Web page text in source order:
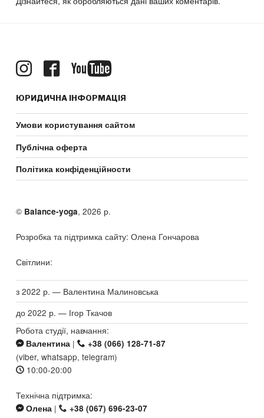
ЮРИДИЧНА ІНФОРМАЦІЯ
Умови користування сайтом
Публічна оферта
Політика конфіденційности
© Balance-yoga, 2026 р.
Розробка та підтримка сайту: Олена Гончарова
Світлини:
з 2022 р. — Валентина Малиновська
до 2022 р. — Ігор Ткачов
Робота студії, навчання:
Валентина | +38 (066) 128-71-87
(viber, whatsapp, telegram)
10:00-20:00
Технічна підтримка:
Олена | +38 (067) 696-23-07